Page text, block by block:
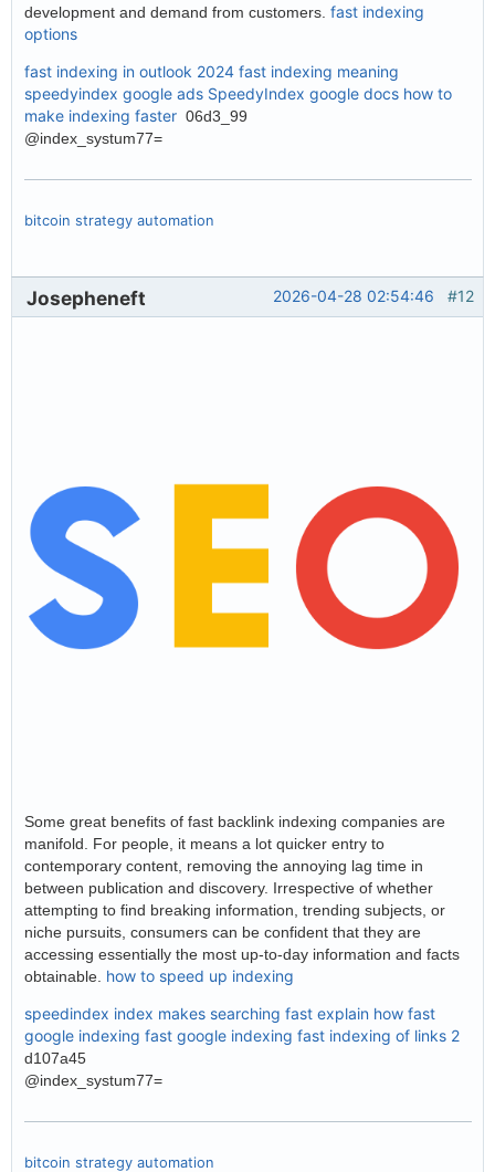
development and demand from customers. fast indexing
options
fast indexing in outlook 2024 fast indexing meaning
speedyindex google ads SpeedyIndex google docs how to
make indexing faster 06d3_99
@index_systum77=
bitcoin strategy automation
#12
2026-04-28 02:54:46
Josepheneft
Some great benefits of fast backlink indexing companies are
manifold. For people, it means a lot quicker entry to
contemporary content, removing the annoying lag time in
between publication and discovery. Irrespective of whether
attempting to find breaking information, trending subjects, or
niche pursuits, consumers can be confident that they are
accessing essentially the most up-to-day information and facts
obtainable. how to speed up indexing
speedindex index makes searching fast explain how fast
google indexing fast google indexing fast indexing of links 2
d107a45
@index_systum77=
bitcoin strategy automation